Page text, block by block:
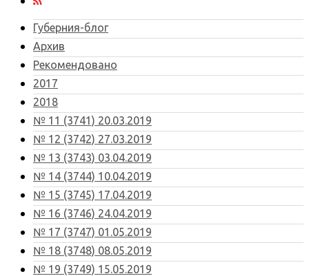
Губерния-блог
Архив
Рекомендовано
2017
2018
№ 11 (3741) 20.03.2019
№ 12 (3742) 27.03.2019
№ 13 (3743) 03.04.2019
№ 14 (3744) 10.04.2019
№ 15 (3745) 17.04.2019
№ 16 (3746) 24.04.2019
№ 17 (3747) 01.05.2019
№ 18 (3748) 08.05.2019
№ 19 (3749) 15.05.2019